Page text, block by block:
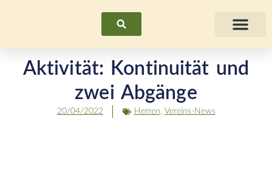
Suchen
Aktivität: Kontinuität und
zwei Abgänge
20/04/2022 Herren, Vereins-News